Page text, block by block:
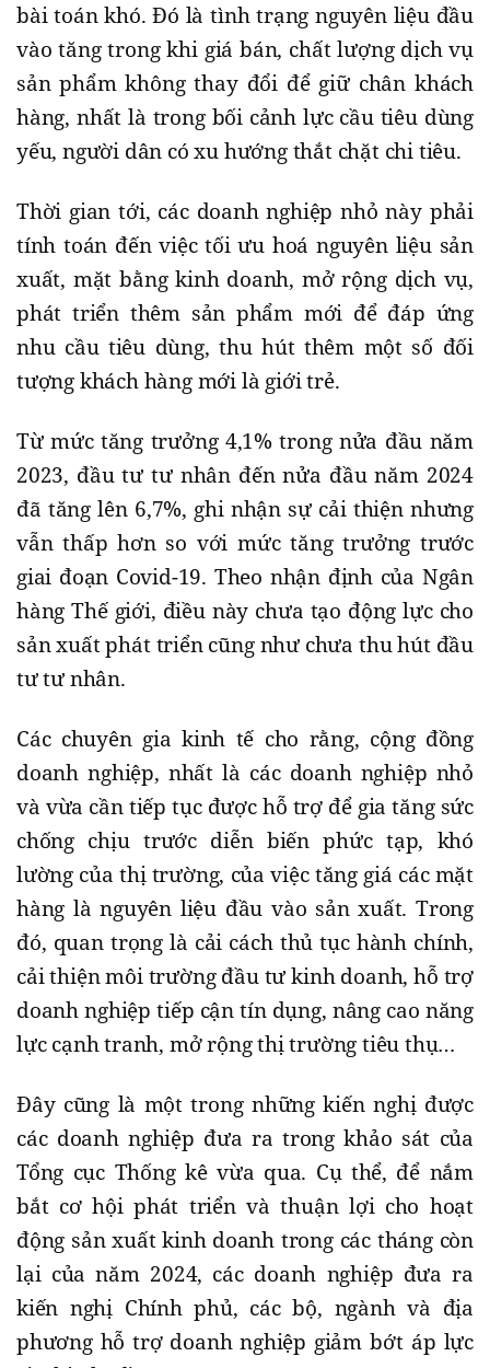
bài toán khó. Đó là tình trạng nguyên liệu đầu
vào tăng trong khi giá bán, chất lượng dịch vụ
sản phẩm không thay đổi để giữ chân khách
hàng, nhất là trong bối cảnh lực cầu tiêu dùng
yếu, người dân có xu hướng thắt chặt chi tiêu.
Thời gian tới, các doanh nghiệp nhỏ này phải
tính toán đến việc tối ưu hoá nguyên liệu sản
xuất, mặt bằng kinh doanh, mở rộng dịch vụ,
phát triển thêm sản phẩm mới để đáp ứng
nhu cầu tiêu dùng, thu hút thêm một số đối
tượng khách hàng mới là giới trẻ.
Từ mức tăng trưởng 4,1% trong nửa đầu năm
2023, đầu tư tư nhân đến nửa đầu năm 2024
đã tăng lên 6,7%, ghi nhận sự cải thiện nhưng
vẫn thấp hơn so với mức tăng trưởng trước
giai đoạn Covid-19. Theo nhận định của Ngân
hàng Thế giới, điều này chưa tạo động lực cho
sản xuất phát triển cũng như chưa thu hút đầu
tư tư nhân.
Các chuyên gia kinh tế cho rằng, cộng đồng
doanh nghiệp, nhất là các doanh nghiệp nhỏ
và vừa cần tiếp tục được hỗ trợ để gia tăng sức
chống chịu trước diễn biến phức tạp, khó
lường của thị trường, của việc tăng giá các mặt
hàng là nguyên liệu đầu vào sản xuất. Trong
đó, quan trọng là cải cách thủ tục hành chính,
cải thiện môi trường đầu tư kinh doanh, hỗ trợ
doanh nghiệp tiếp cận tín dụng, nâng cao năng
lực cạnh tranh, mở rộng thị trường tiêu thụ…
Đây cũng là một trong những kiến nghị được
các doanh nghiệp đưa ra trong khảo sát của
Tổng cục Thống kê vừa qua. Cụ thể, để nắm
bắt cơ hội phát triển và thuận lợi cho hoạt
động sản xuất kinh doanh trong các tháng còn
lại của năm 2024, các doanh nghiệp đưa ra
kiến nghị Chính phủ, các bộ, ngành và địa
phương hỗ trợ doanh nghiệp giảm bớt áp lực